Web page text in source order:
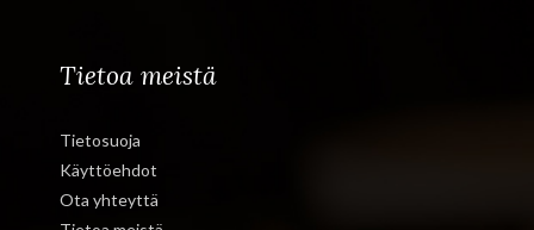
Tietoa meistä
Tietosuoja
Käyttöehdot
Ota yhteyttä